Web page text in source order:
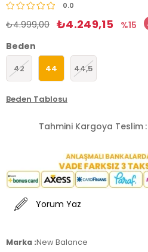
0.0
₺4.999,00 ₺4.249,15
15
Beden
42 44 44,5
Beden Tablosu
Tahmini Kargoya Teslim :
Yorum Yaz
Marka :New Balance